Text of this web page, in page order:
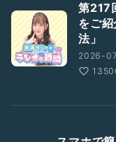
第217
をご
法」
2026-